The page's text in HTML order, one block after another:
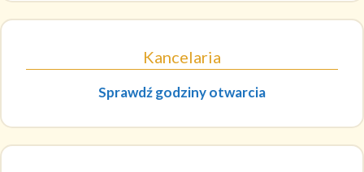
Kancelaria
Sprawdź godziny otwarcia